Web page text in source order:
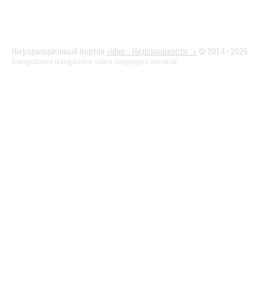
Информационный портал «Мир :: Недвижимости ::» © 2014 - 2026
Копирование материалов сайта запрещено законом.